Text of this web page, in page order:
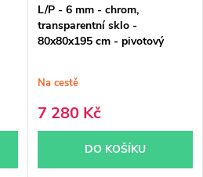
L/P - 6 mm - chrom,
transparentní sklo -
80x80x195 cm - pivotový
Na cestě
7 280 Kč
DO KOŠÍKU